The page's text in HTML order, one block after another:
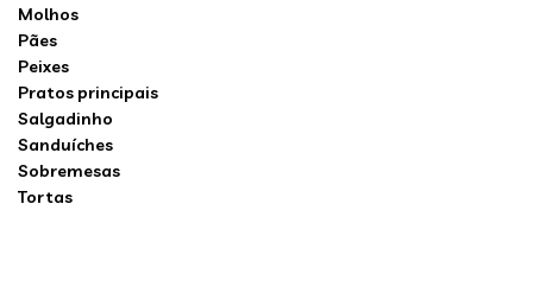
Molhos
Pães
Peixes
Pratos principais
Salgadinho
Sanduíches
Sobremesas
Tortas